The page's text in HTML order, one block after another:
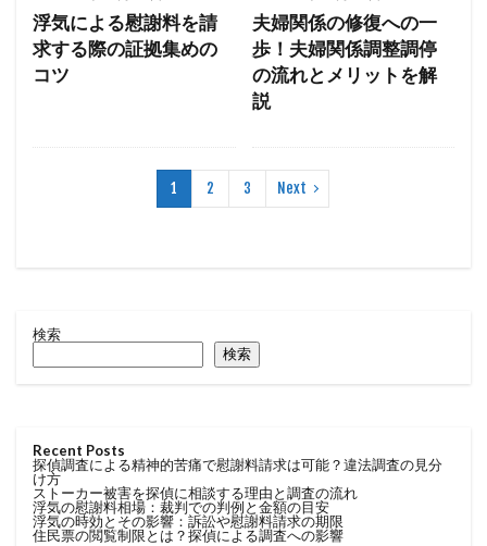
浮気による慰謝料を請
求する際の証拠集めの
コツ
夫婦関係の修復への一
歩！夫婦関係調整調停
の流れとメリットを解
説
1 2 3 Next
検索
検索
Recent Posts
探偵調査による精神的苦痛で慰謝料請求は可能？違法調査の見分
け方
ストーカー被害を探偵に相談する理由と調査の流れ
浮気の慰謝料相場：裁判での判例と金額の目安
浮気の時効とその影響：訴訟や慰謝料請求の期限
住民票の閲覧制限とは？探偵による調査への影響